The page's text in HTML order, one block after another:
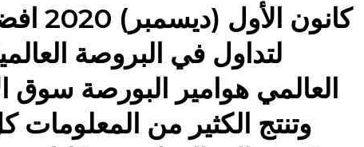
لتداول في البروصة
العالمي هوامير البورصة سوق
وتنتج الكثير من